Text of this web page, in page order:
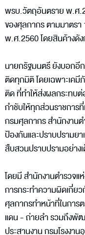
พรบ.วัตถุอันตราย พ.ศ
ของศุลกากร ตามมาตร
พ.ศ.2560 โดยสินค้างดั
นายกรัฐมนตรี ยังบอกอี
ติดทุกมิติ โดยเฉพาะเค
ติด ที่ทำให้ส่งผลกระทบต่
กำชับให้ทุกส่วนราชการ
กรมศุลกากร สำนักงาน
ป้องกันและปราบปรามย
สืบสวนปราบปรามอย่าง
โดยมี สำนักงานตำรวจแ
การกระทำความผิดเกี่ย
ศุลกากรทำหน้าที่ในการ
แดน - ถ่ายลำ รวมถึงพัฒ
ประสานงาน กรมโรงงา